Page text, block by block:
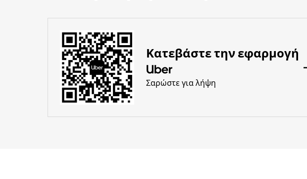
Κατεβάστε την εφαρμογή
Uber
Σαρώστε για λήψη